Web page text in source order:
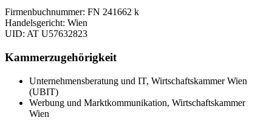
Firmenbuchnummer: FN 241662 k
Handelsgericht: Wien
UID: AT U57632823
Kammerzugehörigkeit
Unternehmensberatung und IT, Wirtschaftskammer Wien
(UBIT)
Werbung und Marktkommunikation, Wirtschaftskammer
Wien